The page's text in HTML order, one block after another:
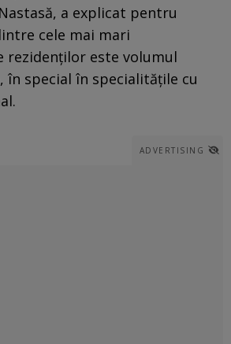
a explicat pentru
cele mai mari
rezidenților este volumul
în special în specialitățile cu
ADVERTISING